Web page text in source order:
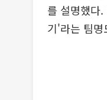
를 설명했다
기'라는 팀명